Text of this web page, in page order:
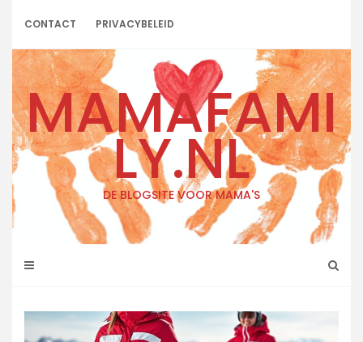
CONTACT PRIVACYBELEID
MAMAFAMI
LY.NL
DE BLOGSITE VOOR MAMA'S